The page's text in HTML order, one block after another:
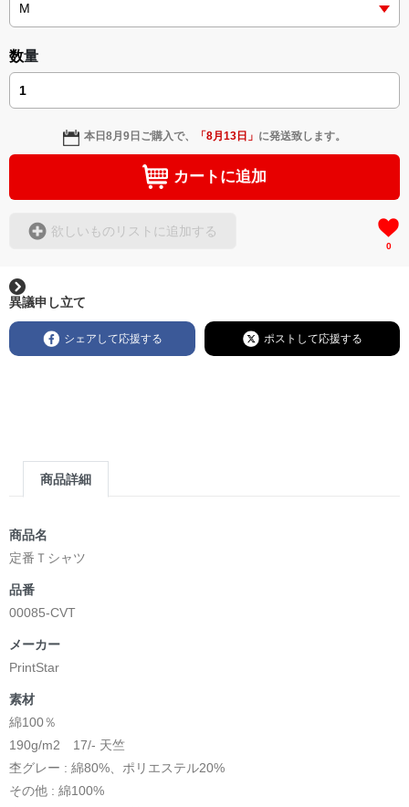
数量
本日8月9日 ご購入で、 「8月13日 」 に発送致します。
カートに追加
欲しいものリストに追加する
0
異議申し立て
シェアして応援する ポストして応援する
商品詳細
商品名
定番Ｔシャツ
品番
00085-CVT
メーカー
PrintStar
素材
綿100％
190g/m2 17/- 天竺
杢グレー : 綿80%、ポリエステル20%
その他 : 綿100%